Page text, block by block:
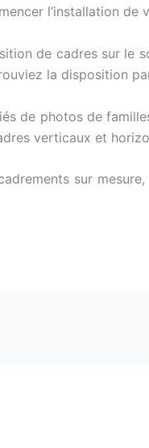
l’installation de
de cadres sur le
la disposition
de photos de
verticaux et
sur